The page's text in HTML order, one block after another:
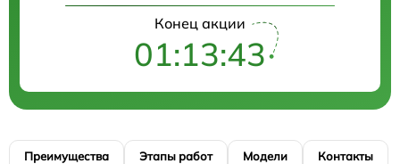
Конец акции
01:13:42
Преимущества Этапы работ Модели Контакты